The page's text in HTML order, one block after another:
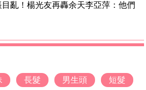
亂！楊光友再轟余天李亞萍：他們
長髮 男生頭 短髮